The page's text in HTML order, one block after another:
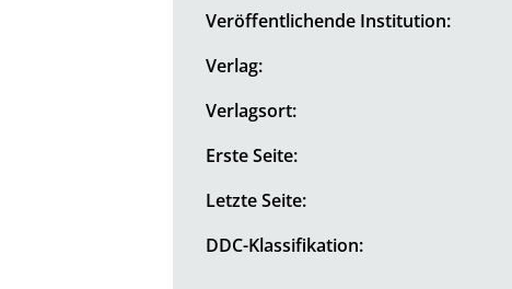
Veröffentlichende Institution:
Verlag:
Verlagsort:
Erste Seite:
Letzte Seite:
DDC-Klassifikation: